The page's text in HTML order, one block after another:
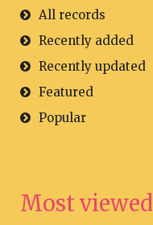
All records
Recently added
Recently updated
Featured
Popular
Most viewed